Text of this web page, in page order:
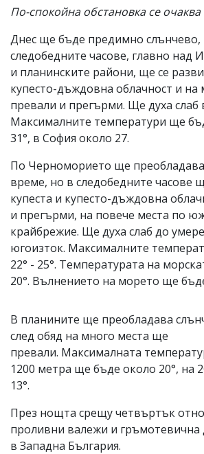
носи
отговорност
тях!
Ако
откриете
за
вас
коментар,
сигнализирайте
По-спокойна обстановка се
Днес ще бъде предимно слънчево,
следобедните часове, главно над
и планинските райони, ще се
купесто-дъждовна облачност и на
превали и прегърми. Ще духа слаб
Максималните температури ще
31°, в София около 27.
По Черноморието ще
време, но в следобедните часове
купеста и купесто-дъждовна
и прегърми, на повече места по
крайбрежие. Ще духа слаб до
югоизток. Максималните
22° - 25°. Температурата на
20°. Вълнението на морето ще
В планините ще преобладава
след обяд на много места ще
превали. Максималната
1200 метра ще бъде около 20°, на
13°.
През нощта срещу четвъртък
проливни валежи и гръмотевична
в Западна България.